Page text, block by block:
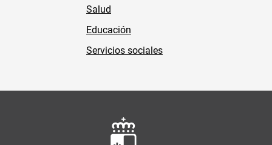
Salud
Educación
Servicios sociales